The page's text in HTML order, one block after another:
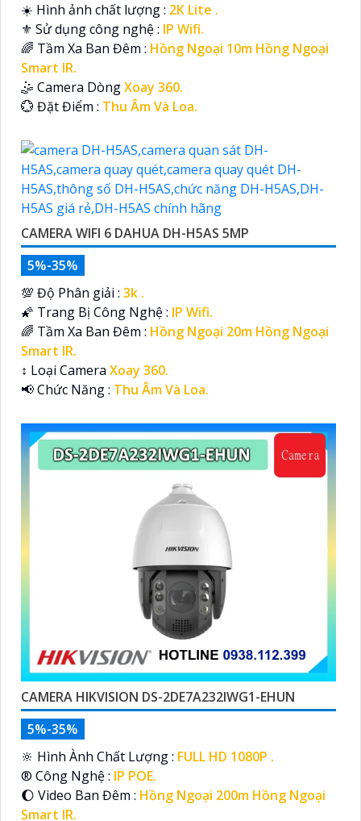
☀️ Hình ảnh chất lượng : 2K Lite .
⚜️ Sử dụng công nghệ : IP Wifi.
🌈 Tầm Xa Ban Đêm : Hồng Ngoại 10m Hồng Ngoại
Smart IR.
🤹 Camera DòngXoay 360.
️💮 Đặt Điểm : Thu Âm Và Loa.
CAMERA WIFI 6 DAHUA DH-H5AS 5MP
5%-35%
💯 Độ Phân giải : 3k .
🌠 Trang Bị Công Nghệ : IP Wifi.
🌈 Tầm Xa Ban Đêm : Hồng Ngoại 20m Hồng Ngoại
Smart IR.
↕️ Loại Camera Xoay 360.
️📢 Chức Năng : Thu Âm Và Loa.
CAMERA HIKVISION DS-2DE7A232IWG1-EHUN
5%-35%
🔆 Hình Ành Chất Lượng : FULL HD 1080P .
®️ Công Nghệ : IP POE.
🌔 Video Ban Đêm : Hồng Ngoại 200m Hồng Ngoại
Smart IR.